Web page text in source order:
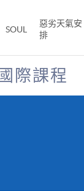
SOUL
惡劣天氣安
排
際課程